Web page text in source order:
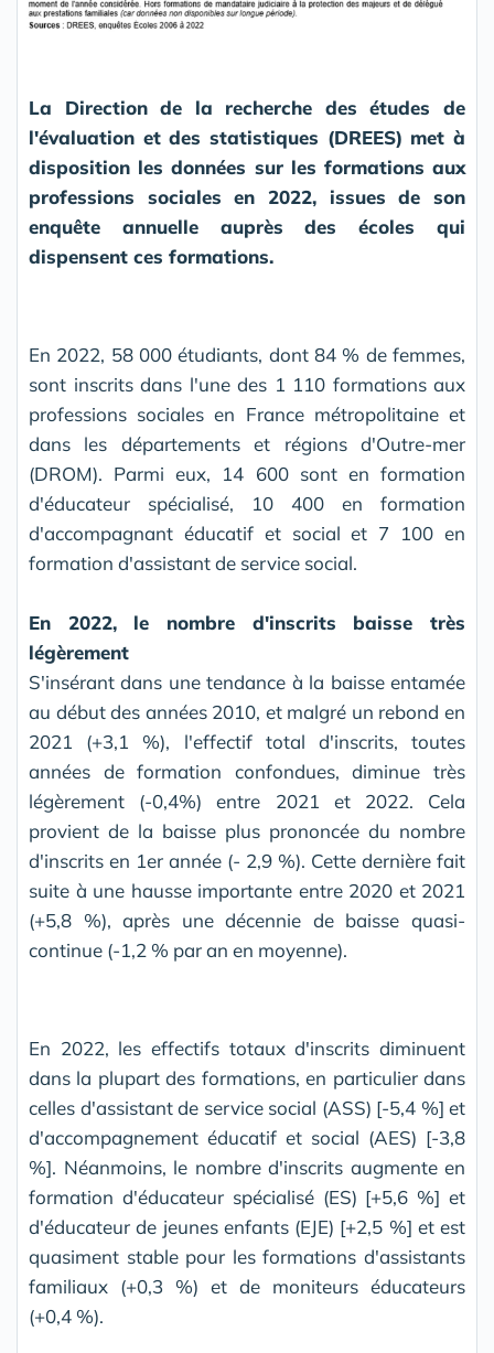
La Direction de la recherche des études de
l'évaluation et des statistiques (DREES) met à
disposition les données sur les formations aux
professions sociales en 2022, issues de son
enquête annuelle auprès des écoles qui
dispensent ces formations.
En 2022, 58 000 étudiants, dont 84 % de femmes,
sont inscrits dans l'une des 1 110 formations aux
professions sociales en France métropolitaine et
dans les départements et régions d'Outre-mer
(DROM). Parmi eux, 14 600 sont en formation
d'éducateur spécialisé, 10 400 en formation
d'accompagnant éducatif et social et 7 100 en
formation d'assistant de service social.
En 2022, le nombre d'inscrits baisse très
légèrement
S'insérant dans une tendance à la baisse entamée
au début des années 2010, et malgré un rebond en
2021 (+3,1 %), l'effectif total d'inscrits, toutes
années de formation confondues, diminue très
légèrement (-0,4%) entre 2021 et 2022. Cela
provient de la baisse plus prononcée du nombre
d'inscrits en 1er année (- 2,9 %). Cette dernière fait
suite à une hausse importante entre 2020 et 2021
(+5,8 %), après une décennie de baisse quasi-
continue (-1,2 % par an en moyenne).
En 2022, les effectifs totaux d'inscrits diminuent
dans la plupart des formations, en particulier dans
celles d'assistant de service social (ASS) [-5,4 %] et
d'accompagnement éducatif et social (AES) [-3,8
%]. Néanmoins, le nombre d'inscrits augmente en
formation d'éducateur spécialisé (ES) [+5,6 %] et
d'éducateur de jeunes enfants (EJE) [+2,5 %] et est
quasiment stable pour les formations d'assistants
familiaux (+0,3 %) et de moniteurs éducateurs
(+0,4 %).